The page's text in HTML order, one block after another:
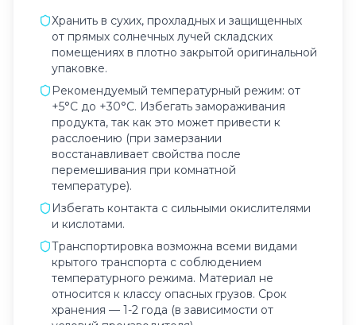
Хранить в сухих, прохладных и защищенных
от прямых солнечных лучей складских
помещениях в плотно закрытой оригинальной
упаковке.
Рекомендуемый температурный режим: от
+5°C до +30°C. Избегать замораживания
продукта, так как это может привести к
расслоению (при замерзании
восстанавливает свойства после
перемешивания при комнатной
температуре).
Избегать контакта с сильными окислителями
и кислотами.
Транспортировка возможна всеми видами
крытого транспорта с соблюдением
температурного режима. Материал не
относится к классу опасных грузов. Срок
хранения — 1-2 года (в зависимости от